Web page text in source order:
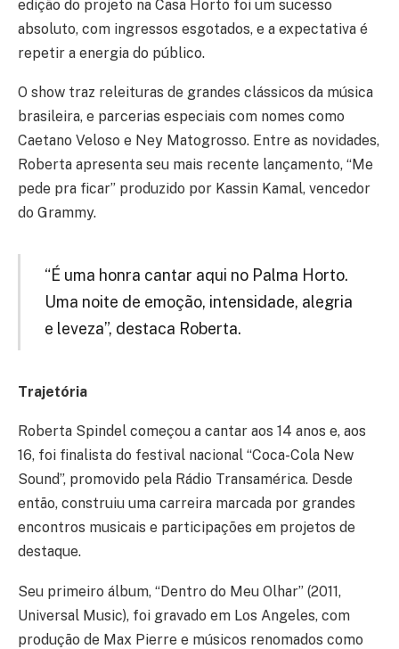
edição do projeto na Casa Horto foi um sucesso
absoluto, com ingressos esgotados, e a expectativa é
repetir a energia do público.
O show traz releituras de grandes clássicos da música
brasileira, e parcerias especiais com nomes como
Caetano Veloso e Ney Matogrosso. Entre as novidades,
Roberta apresenta seu mais recente lançamento, “Me
pede pra ficar” produzido por Kassin Kamal, vencedor
do Grammy.
“É uma honra cantar aqui no Palma Horto.
Uma noite de emoção, intensidade, alegria
e leveza”, destaca Roberta.
Trajetória
Roberta Spindel começou a cantar aos 14 anos e, aos
16, foi finalista do festival nacional “Coca-Cola New
Sound”, promovido pela Rádio Transamérica. Desde
então, construiu uma carreira marcada por grandes
encontros musicais e participações em projetos de
destaque.
Seu primeiro álbum, “Dentro do Meu Olhar” (2011,
Universal Music), foi gravado em Los Angeles, com
produção de Max Pierre e músicos renomados como